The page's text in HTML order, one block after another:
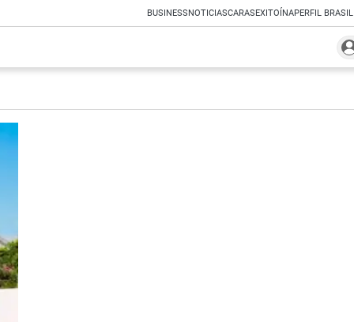
BUSINESSNOTICIASCARASEXITOÍNAPERFIL BRASIL